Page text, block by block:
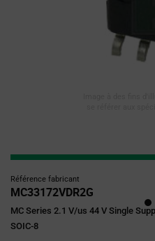
Référence fabricant
MC33172VDR2G
MC Series 2.1 V/us 44 V Single
SOIC-8